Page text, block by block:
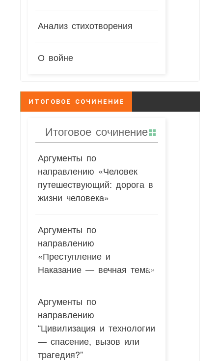
Анализ стихотворения
О войне
ИТОГОВОЕ СОЧИНЕНИЕ
Итоговое сочинение
Аргументы по
направлению «Человек
путешествующий: дорога в
жизни человека»
Аргументы по
направлению
«Преступление и
Наказание — вечная тема»
Аргументы по
направлению
“Цивилизация и технологии
— спасение, вызов или
трагедия?”